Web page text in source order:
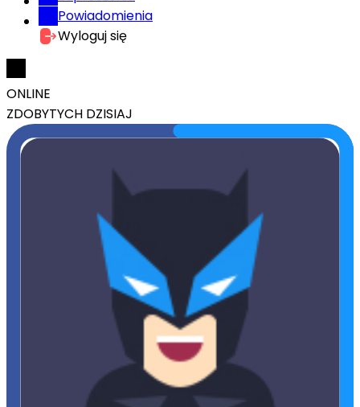
Powiadomienia
Wyloguj się
ONLINE
ZDOBYTYCH DZISIAJ